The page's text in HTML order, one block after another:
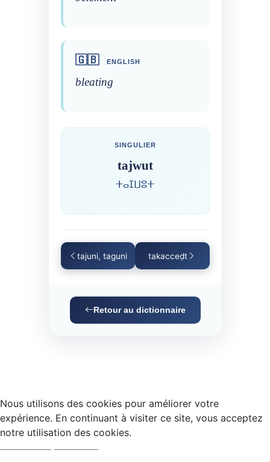
🇬🇧 ENGLISH
bleating
SINGULIER
tajwut
ⵜⴰⵊⵡⵓⵜ
tajuni, taguni takacceḍt
Retour au dictionnaire
Nous utilisons des cookies pour améliorer votre
expérience. En continuant à visiter ce site, vous acceptez
notre utilisation des cookies.